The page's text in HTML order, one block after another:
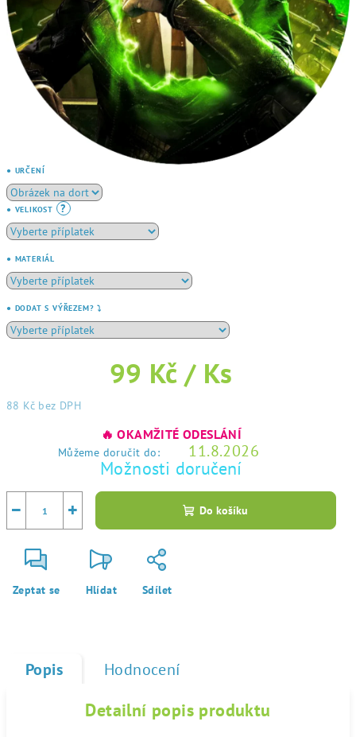
● URČENÍ
● VELIKOST ?
● MATERIÁL
● DODAT S VÝŘEZEM? ⤵️
99 Kč / Ks
88 Kč bez DPH
🔥 OKAMŽITÉ ODESLÁNÍ
Můžeme doručit do: 11.8.2026
Možnosti doručení
+
− Do košíku
Zeptat se Hlídat Sdílet
Popis Hodnocení
Detailní popis produktu